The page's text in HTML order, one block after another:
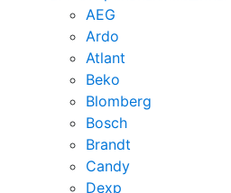
AEG
Ardo
Atlant
Beko
Blomberg
Bosch
Brandt
Candy
Dexp